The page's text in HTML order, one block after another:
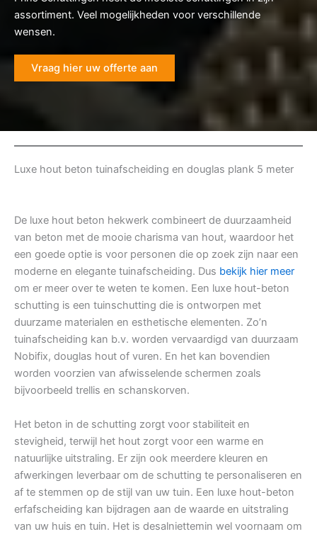
assortiment. Veel mogelijkheden voor verschillende
wensen.
Vraag hier uw offerte aan
Luxe hout beton tuinafscheiding en douglas plank 5 meter
De luxe hout beton hekwerk combineert de duurzaamheid
van beton met de mooie charisma van hout, waardoor het
een goede optie is voor personen die op zoek zijn naar een
moderne en elegante tuinafscheiding. Dus bekijk hier meer
om er meer over te weten te komen. Een luxe hout-beton
schutting is een tuinschutting die is ontworpen met
duurzame materialen en esthetische elementen. Zo’n
tuinafscheiding kan b.v. worden vervaardigd van duurzaam
Nobifix, douglas hout of vuren. En het kan bovendien
worden voorzien van afwisselende schermen zoals
bijvoorbeeld trellis en schanskorven.
Het beton in de schutting zorgt voor stabiliteit en
stevigheid, terwijl het hout zorgt voor een warme en
natuurlijke uitstraling. Er zijn ook meerdere kleuren en
afwerkingen leverbaar om de schutting te personaliseren en
af te stemmen op de stijl van uw tuin. Een luxe hout-beton
erfafscheiding kan bijdragen aan de waarde en uitstraling
van uw huis en tuin. Het is desalniettemin wel voornaam om